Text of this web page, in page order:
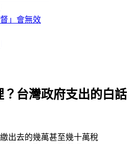
」會無效
台灣政府支出的白話
出去的幾萬甚至幾十萬稅